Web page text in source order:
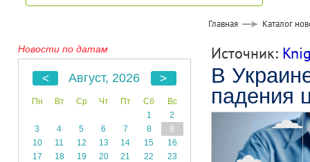
Главная Каталог
Новости по датам
Август, 2026
Пн Вт Ср Чт Пт Сб
Вс
1
2
3
4 5 6 7 8
9
10
11 12 13 14 15
16
17
18 19 20 21 22
23
Источник:
В
падения